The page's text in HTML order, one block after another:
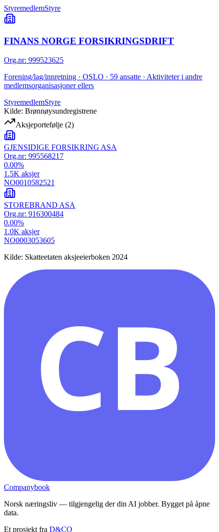
StyremedlemStyre
FINANS NORGE FORSIKRINGSDRIFT
Org.nr: 999523625
Forening/lag/innretning · OSLO · 59 ansatte · Aktiviteter i andre
medlemsorganisasjoner ellers
StyremedlemStyre
Kilde: Brønnøysundregistrene
Aksjeportefølje (2)
GJENSIDIGE FORSIKRING ASA
Org.nr: 995568217
0.00%
1.5K aksjer
NO0010582521
STOREBRAND ASA
Org.nr: 916300484
0.00%
1.0K aksjer
NO0003053605
Kilde: Skatteetaten aksjeeierboken 2024
CB
Companybook
Norsk næringsliv — tilgjengelig der din AI jobber. Bygget på åpne
data.
Et prosjekt fra D&CO